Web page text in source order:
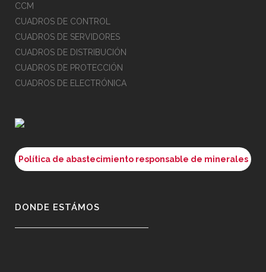
CCM
CUADROS DE CONTROL
CUADROS DE SERVIDORES
CUADROS DE DISTRIBUCIÓN
CUADROS DE PROTECCIÓN
CUADROS DE ELECTRÓNICA
Política de abastecimiento responsable de minerales
DONDE ESTÁMOS